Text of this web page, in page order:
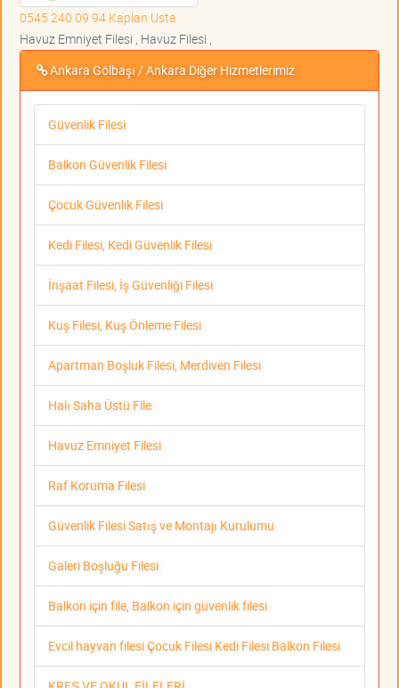
0545 240 09 94 Kaplan Usta
Havuz Emniyet Filesi , Havuz Filesi ,
Ankara Gölbaşı / Ankara Diğer Hizmetlerimiz
Güvenlik Filesi
Balkon Güvenlik Filesi
Çocuk Güvenlik Filesi
Kedi Filesi, Kedi Güvenlik Filesi
İnşaat Filesi, İş Güvenliği Filesi
Kuş Filesi, Kuş Önleme Filesi
Apartman Boşluk Filesi, Merdiven Filesi
Halı Saha Üstü File
Havuz Emniyet Filesi
Raf Koruma Filesi
Güvenlik Filesi Satış ve Montajı Kurulumu
Galeri Boşluğu Filesi
Balkon için file, Balkon için güvenlik filesi
Evcil hayvan filesi Çocuk Filesi Kedi Filesi Balkon Filesi